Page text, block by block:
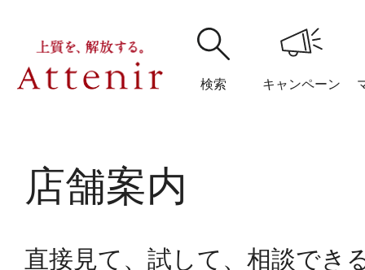
検索 キャンペーン
購入履歴
店舗案内
直接見て、試して、相談でき